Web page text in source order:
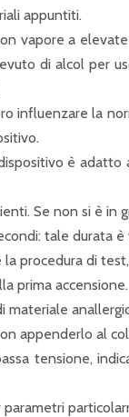
appuntiti.
vapore a
di alcol per
la
è
Se non si è in
tale durata
procedura di
prima accensione.
appenderlo al
tensione,